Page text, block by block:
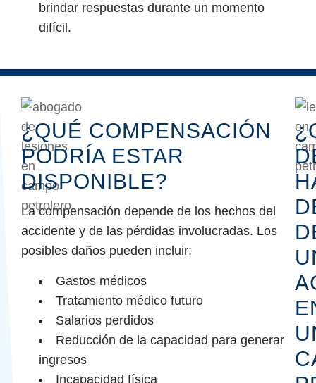
brindar respuestas durante un momento
difícil.
¿QUÉ COMPENSACIÓN
PODRÍA ESTAR
DISPONIBLE?
La compensación depende de los hechos del
accidente y de las pérdidas involucradas. Los
posibles daños pueden incluir:
Gastos médicos
Tratamiento médico futuro
Salarios perdidos
Reducción de la capacidad para generar
ingresos
Incapacidad física